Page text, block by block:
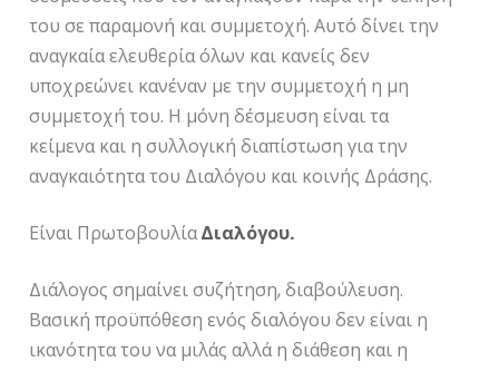
του σε παραμονή και συμμετοχή. Αυτό δίνει την
αναγκαία ελευθερία όλων και κανείς δεν
υποχρεώνει κανέναν με την συμμετοχή η μη
συμμετοχή του. Η μόνη δέσμευση είναι τα
κείμενα και η συλλογική διαπίστωση για την
αναγκαιότητα του Διαλόγου και κοινής Δράσης.
Είναι ΠρωτοβουλίαΔιαλόγου.
Διάλογος σημαίνει συζήτηση, διαβούλευση.
Βασική προϋπόθεση ενός διαλόγου δεν είναι η
ικανότητα του να μιλάς αλλά η διάθεση και η